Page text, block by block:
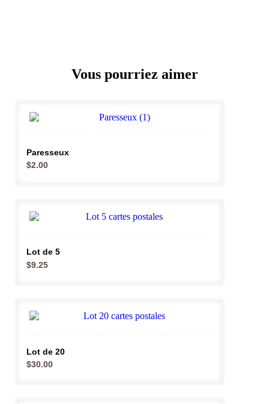
Vous pourriez aimer
Paresseux
$2.00
Lot de 5
$9.25
Lot de 20
$30.00